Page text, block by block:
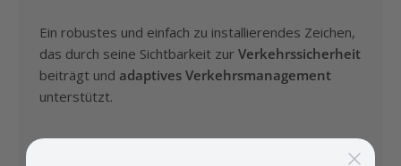
Ein robustes und einfach zu installierendes Zeichen,
das durch seine Sichtbarkeit zur Verkehrssicherheit
beiträgt und adaptives Verkehrsmanagement
unterstützt.